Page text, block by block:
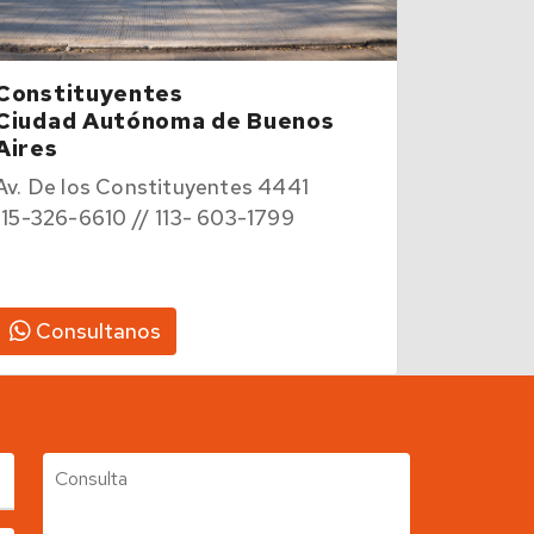
Autónoma de Buenos
De los Constituyentes 4441
326-6610 // 113- 603-1799
Consultanos